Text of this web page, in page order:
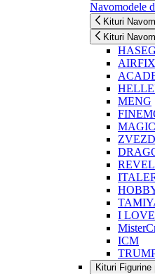
Navomodele
Kituri
Kituri
AIRFIX
MENG
I
ICM
Kituri Figurine